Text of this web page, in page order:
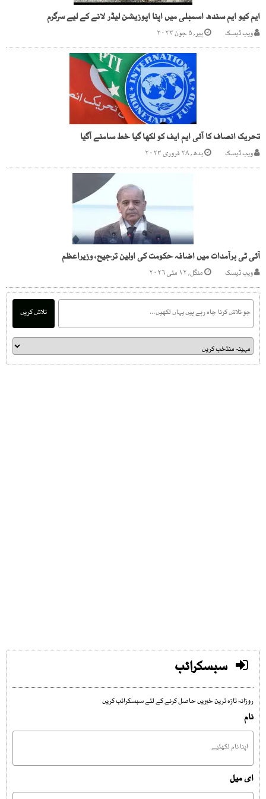
ایم کیو ایم سندھ اسمبلی میں اپنا اپوزیشن لیڈر لانے کے لیے سرگرم
ویب ڈیسک پیر, ۵ جون ۲۰۲۳
تحریک انصاف کا آئی ایم ایف کو لکھا گیا خط سامنے آگیا
ویب ڈیسک بدھ, ۲۸ فروری ۲۰۲۴
آئی ٹی برآمدات میں اضافہ حکومت کی اولین ترجیح، وزیراعظم
ویب ڈیسک منگل, ۱۲ مئی ۲۰۲۶
تلاش کریں
سبسکرائب
روزانہ تازہ ترین خبریں حاصل کرنے کے لئے سبسکرائب کریں
نام
ای میل